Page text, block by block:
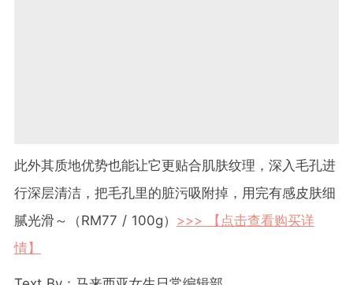
此外其质地优势也能让它更贴合肌肤纹理，深入毛孔进
行深层清洁，把毛孔里的脏污吸附掉，用完有感皮肤细
腻光滑～（RM77 / 100g） >>> 【点击查看购买详
情】